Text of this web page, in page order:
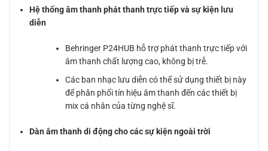
Hệ thống âm thanh phát thanh trực tiếp và sự kiện lưu
diễn
Behringer P24HUB hỗ trợ phát thanh trực tiếp với
âm thanh chất lượng cao, không bị trễ.
Các ban nhạc lưu diễn có thể sử dụng thiết bị này
để phân phối tín hiệu âm thanh đến các thiết bị
mix cá nhân của từng nghệ sĩ.
Dàn âm thanh di động cho các sự kiện ngoài trời